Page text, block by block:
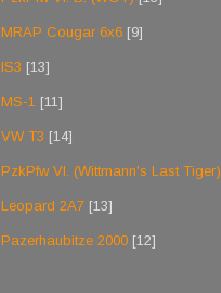
MRAP Cougar 6x6 [9]
IS3 [13]
MS-1 [11]
VW T3 [14]
PzkPfw VI. (Wittmann's Last Tiger)
Leopard 2A7 [13]
Pazerhaubitze 2000 [12]